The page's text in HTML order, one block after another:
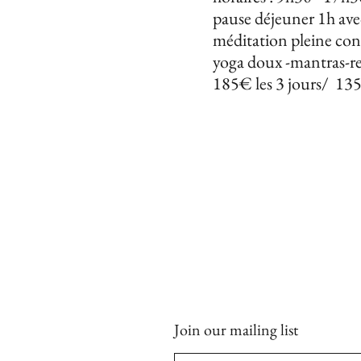
pause déjeuner 1h
méditation pleine
yoga doux -mantras-
185€ les 3 jours/
Join our mailing list